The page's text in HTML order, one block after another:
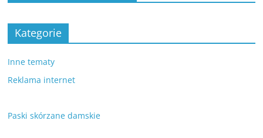
Kategorie
Inne tematy
Reklama internet
Paski skórzane damskie